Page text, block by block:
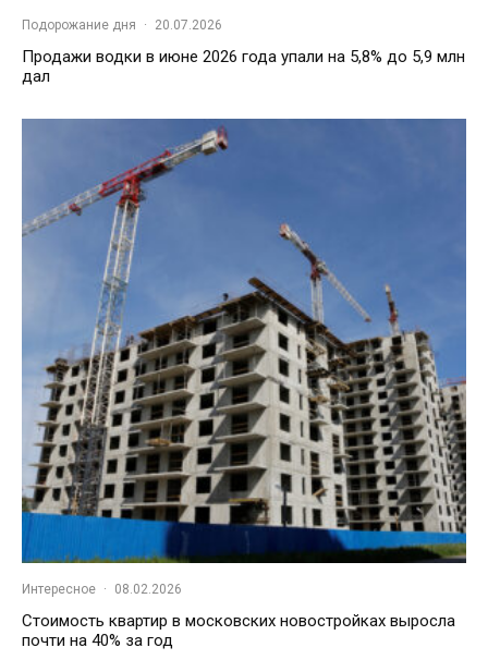
Подорожание дня · 20.07.2026
Продажи водки в июне 2026 года упали на 5,8% до 5,9 млн
дал
Интересное · 08.02.2026
Стоимость квартир в московских новостройках выросла
почти на 40% за год